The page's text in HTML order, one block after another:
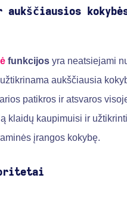
aukščiausios
funkcijos yra neatsiejami
aukščiausia
patikros ir atsvaros
klaidų kaupimuisi ir užtikrinti
įrangos kokybę.